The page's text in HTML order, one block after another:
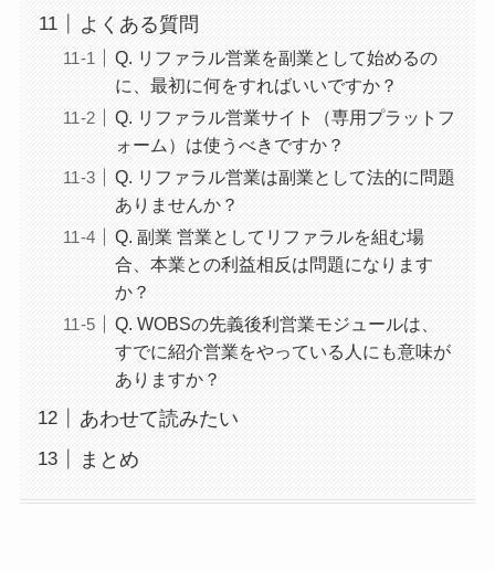
よくある質問
Q. リファラル営業を副業として始めるの
に、最初に何をすればいいですか？
Q. リファラル営業サイト（専用プラットフ
ォーム）は使うべきですか？
Q. リファラル営業は副業として法的に問題
ありませんか？
Q. 副業 営業としてリファラルを組む場
合、本業との利益相反は問題になります
か？
Q. WOBSの先義後利営業モジュールは、
すでに紹介営業をやっている人にも意味が
ありますか？
あわせて読みたい
まとめ